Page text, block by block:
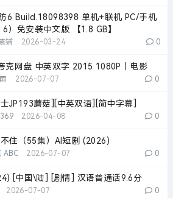
6 Build.18098398 单机+联机 PC/手机
）免安装中文版 【1.8 GB】
铺 2026-03-24 0
克网盘 中英双字 2015 1080P丨电影
2026-07-07 0
JP193蘑菇][中英双语][简中字幕]
2026-04-08 0
住（55集）AI短剧 (2026)
ABC 2026-07-07 0
[中国\陆] [剧情] 汉语普通话9.6分
2026-07-07 0